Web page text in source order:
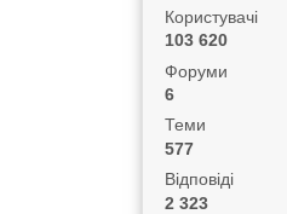
Користувачі
103 620
Форуми
6
Теми
577
Відповіді
2 323